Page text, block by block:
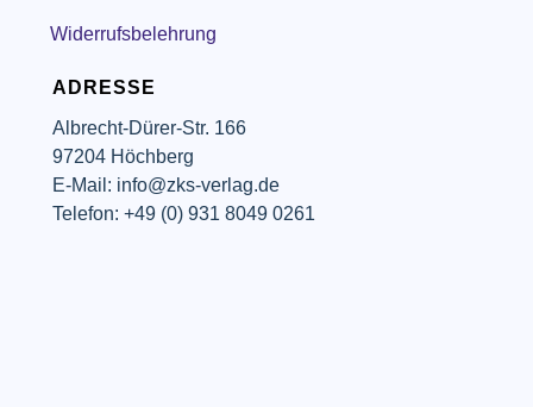
ADRESSE
Albrecht-Dürer-Str. 166
97204 Höchberg
E-Mail: info@zks-verlag.de
Telefon: +49 (0) 931 8049 0261
Widerrufsbelehrung